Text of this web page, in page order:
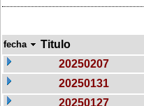
fecha Titulo
20250207
20250131
20250127